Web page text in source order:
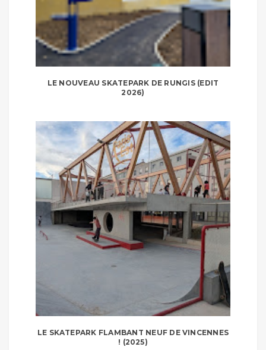
LE NOUVEAU SKATEPARK DE RUNGIS (EDIT
2026)
LE SKATEPARK FLAMBANT NEUF DE VINCENNES
! (2025)